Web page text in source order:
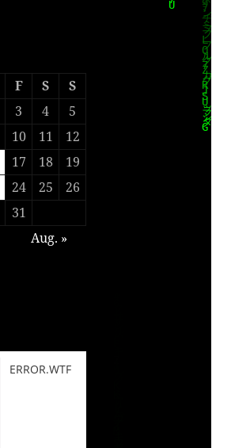
F S
S
3 4
5
10 11
12
17 18
19
24 25
26
31
Aug. »
ERROR.WTF